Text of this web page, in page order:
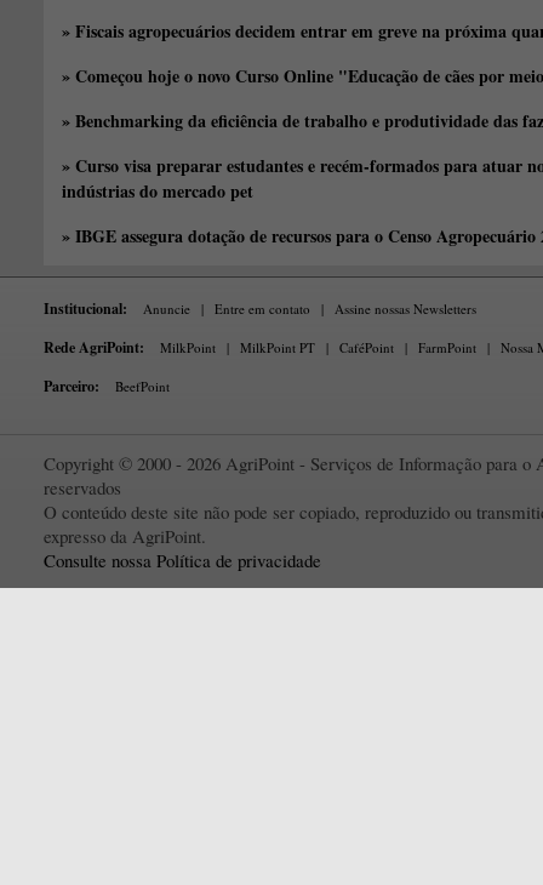
» Fiscais agropecuários decidem entrar em greve na próxima
» Começou hoje o novo Curso Online "Educação de cães por
» Benchmarking da eficiência de trabalho e produtividade das
» Curso visa preparar estudantes e recém-formados para atuar
indústrias do mercado pet
» IBGE assegura dotação de recursos para o Censo Agropecuário
Institucional: Anuncie | Entre em contato | Assine nossas Newsletters
Rede AgriPoint: MilkPoint | MilkPoint PT | CaféPoint | FarmPoint | Nossa
Parceiro: BeefPoint
Copyright © 2000 - 2026 AgriPoint - Serviços de Informação para o
reservados
O conteúdo deste site não pode ser copiado, reproduzido ou
expresso da AgriPoint.
Consulte nossa Política de privacidade